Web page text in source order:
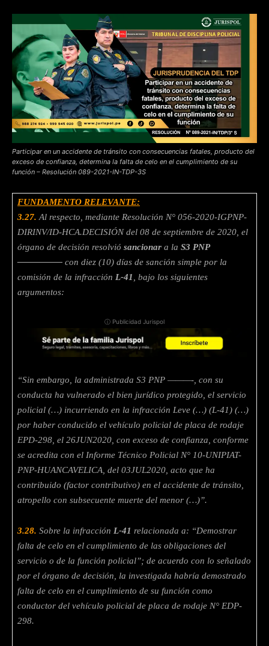
Participar en un accidente de tránsito con consecuencias fatales, producto del
exceso de confianza, determina la falta de celo en el cumplimiento de su
función – Resolución 089-2021-IN-TDP-3S
FUNDAMENTO RELEVANTE:
3.27. Al respecto, mediante Resolución N° 056-2020-IGPNP-
DIRINV/ID-HCA.DECISIÓN del 08 de septiembre de 2020, el
órgano de decisión resolvió sancionar a la S3 PNP
————— con diez (10) días de sanción simple por la
comisión de la infracción L-41
, bajo los siguientes
argumentos:
ⓘ Publicidad Jurispol
“Sin embargo, la administrada S3 PNP ———-, con su
conducta ha vulnerado el bien jurídico protegido, el servicio
policial (…) incurriendo en la infracción Leve (…) (L-41) (…)
por haber conducido el vehículo policial de placa de rodaje
EPD-298, el 26JUN2020, con exceso de confianza, conforme
se acredita con el Informe Técnico Policial N° 10-UNIPIAT-
PNP-HUANCAVELICA, del 03JUL2020, acto que ha
contribuido (factor contributivo) en el accidente de tránsito,
atropello con subsecuente muerte del menor (…)”.
3.28. Sobre la infracción L-41 relacionada a: “Demostrar
falta de celo en el cumplimiento de las obligaciones del
servicio o de la función policial”; de acuerdo con lo señalado
por el órgano de decisión, la investigada habría demostrado
falta de celo en el cumplimiento de su función como
conductor del vehículo policial de placa de rodaje N° EDP-
298.